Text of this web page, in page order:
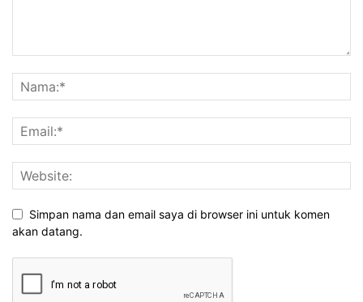
Simpan nama dan email saya di browser ini untuk komen
akan datang.